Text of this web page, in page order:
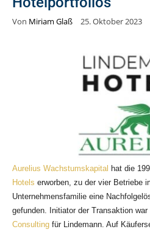
Von Miriam Glaß 25. Oktober 2023
Aurelius Wachstumskapital hat die
Hotels erworben, zu der vier Betriebe
Unternehmensfamilie eine
gefunden. Initiator der Transaktion war
Consulting für Lindemann. Auf